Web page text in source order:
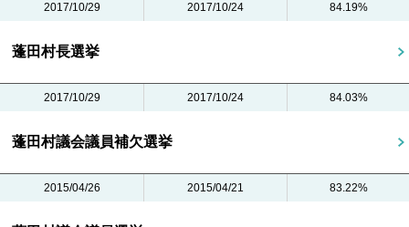
2017/10/29 2017/10/24 84.19%
蓬田村長選挙
2017/10/29 2017/10/24 84.03%
蓬田村議会議員補欠選挙
2015/04/26 2015/04/21 83.22%